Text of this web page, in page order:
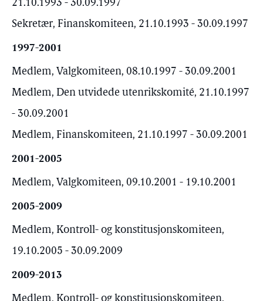
21.10.1993 - 30.09.1997
Sekretær, Finanskomiteen, 21.10.1993 - 30.09.1997
1997-2001
Medlem, Valgkomiteen, 08.10.1997 - 30.09.2001
Medlem, Den utvidede utenrikskomité, 21.10.1997
- 30.09.2001
Medlem, Finanskomiteen, 21.10.1997 - 30.09.2001
2001-2005
Medlem, Valgkomiteen, 09.10.2001 - 19.10.2001
2005-2009
Medlem, Kontroll- og konstitusjonskomiteen,
19.10.2005 - 30.09.2009
2009-2013